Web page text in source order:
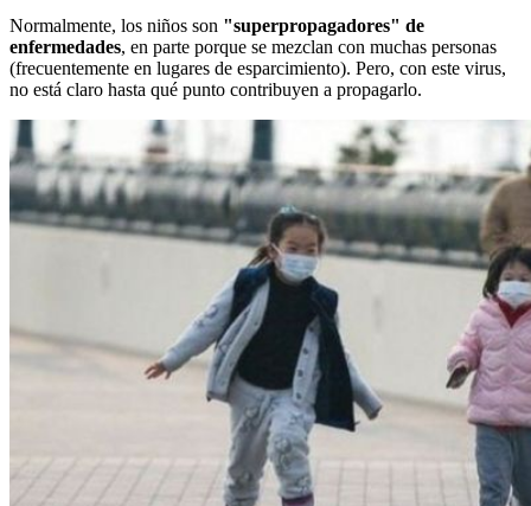
Normalmente, los niños son "superpropagadores" de
enfermedades, en parte porque se mezclan con muchas personas
(frecuentemente en lugares de esparcimiento). Pero, con este virus,
no está claro hasta qué punto contribuyen a propagarlo.